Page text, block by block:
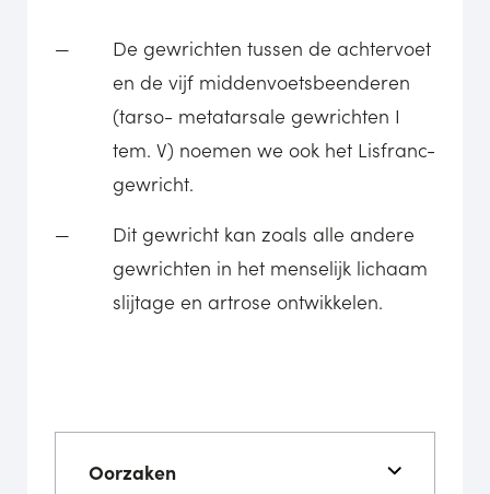
De gewrichten tussen de achtervoet
en de vijf middenvoetsbeenderen
(tarso- metatarsale gewrichten I
tem. V) noemen we ook het Lisfranc-
gewricht.
Dit gewricht kan zoals alle andere
gewrichten in het menselijk lichaam
slijtage en artrose ontwikkelen.
Oorzaken